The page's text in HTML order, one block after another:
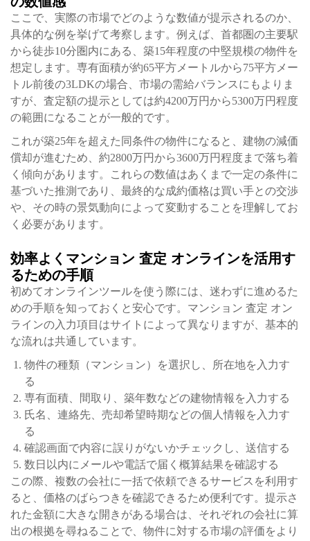
ここで、実際の市場でどのような数値が提示されるのか、
具体的な例を挙げて考察します。例えば、首都圏の主要駅
から徒歩10分圏内にある、築15年程度の中堅規模の物件を
想定します。専有面積が約65平方メートルから75平方メー
トル前後の3LDKの場合、市場の需給バランスにもよりま
すが、査定額の提示としては約4200万円から5300万円程度
の範囲になることが一般的です。
これが築25年を超えた同条件の物件になると、建物の減価
償却が進むため、約2800万円から3600万円程度まで落ち着
く傾向があります。これらの数値はあくまで一定の条件に
基づいた推測であり、最終的な成約価格は買い手との交渉
や、その時の景気動向によって変動することを理解してお
く必要があります。
効率よくマンション 査定 オンラインを活用す
るための手順
初めてオンラインツールを使う際には、迷わずに進めるた
めの手順を知っておくと安心です。マンション 査定 オン
ラインの入力項目はサイトによって異なりますが、基本的
な流れは共通しています。
物件の種類（マンション）を選択し、所在地を入力す
る
専有面積、間取り、築年数などの建物情報を入力する
氏名、連絡先、売却希望時期などの個人情報を入力す
る
確認画面で内容に誤りがないかチェックし、送信する
数日以内にメールや電話で届く概算結果を確認する
この際、複数の会社に一括で依頼できるサービスを利用す
ると、価格のばらつきを確認できるため便利です。提示さ
れた金額に大きな開きがある場合は、それぞれの会社に算
出の根拠を尋ねることで、物件に対する市場の評価をより